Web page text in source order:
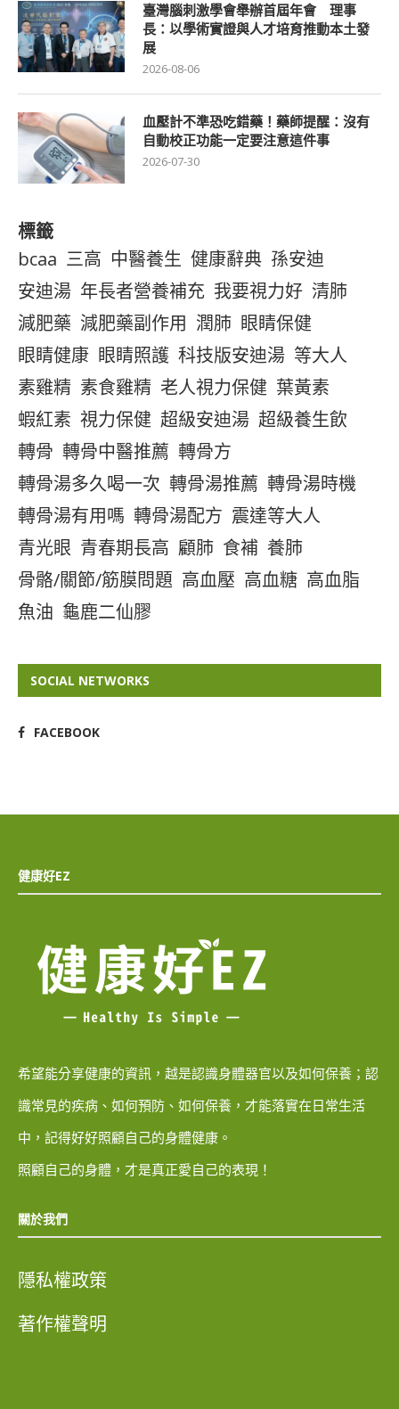
臺灣腦刺激學會舉辦首屆年會 理事
長：以學術實證與人才培育推動本土發
展
2026-08-06
血壓計不準恐吃錯藥！藥師提醒：沒有
自動校正功能一定要注意這件事
2026-07-30
標籤
bcaa 三高 中醫養生 健康辭典 孫安迪
安迪湯 年長者營養補充 我要視力好 清肺
減肥藥 減肥藥副作用 潤肺 眼睛保健
眼睛健康 眼睛照護 科技版安迪湯 等大人
素雞精 素食雞精 老人視力保健 葉黃素
蝦紅素 視力保健 超級安迪湯 超級養生飲
轉骨 轉骨中醫推薦 轉骨方
轉骨湯多久喝一次 轉骨湯推薦 轉骨湯時機
轉骨湯有用嗎 轉骨湯配方 震達等大人
青光眼 青春期長高 顧肺 食補 養肺
骨骼/關節/筋膜問題 高血壓 高血糖 高血脂
魚油 龜鹿二仙膠
SOCIAL NETWORKS
FACEBOOK
健康好EZ
希望能分享健康的資訊，越是認識身體器官以及如何保養；認
識常見的疾病、如何預防、如何保養，才能落實在日常生活
中，記得好好照顧自己的身體健康。
照顧自己的身體，才是真正愛自己的表現！
關於我們
隱私權政策
著作權聲明